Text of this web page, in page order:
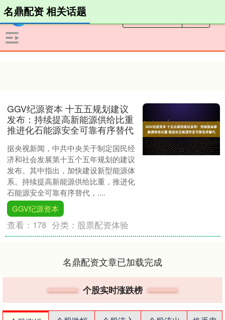
名鼎配资 相关话题
GGV纪源资本 十五五规划建议
发布：持续提高新能源供给比重
推进化石能源安全可靠有序替代
据央视新闻，中共中央关于制定国民经
济和社会发展第十五个五年规划的建议
发布。其中指出，加快建设新型能源体
系。持续提高新能源供给比重，推进化
石能源安全可靠有序替代，....
GGV纪源资本
查看： 178 分类： 股票配资体验
名鼎配资文章已加载完成
个股实时涨跌榜